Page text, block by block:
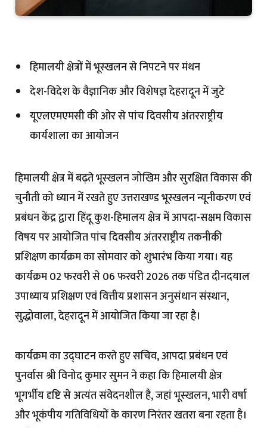
हिमालयी क्षेत्रों में भूस्खलन से निपटने पर मंथन
देश-विदेश के वैज्ञानिक और विशेषज्ञ देहरादून में जुटे
यूएलएमएमसी की ओर से पांच दिवसीय अंतरराष्ट्रीय
कार्यशाला का आयोजन
हिमालयी क्षेत्र में बढ़ते भूस्खलन जोखिम और सुरक्षित विकास की
चुनौती को ध्यान में रखते हुए उत्तराखण्ड भूस्खलन न्यूनीकरण एवं
प्रबंधन केंद्र द्वारा हिंदू कुश-हिमालय क्षेत्र में आपदा-सक्षम विकास
विषय पर आयोजित पांच दिवसीय अंतरराष्ट्रीय तकनीकी
प्रशिक्षण कार्यक्रम का सोमवार को शुभारंभ किया गया। यह
कार्यक्रम 02 फरवरी से 06 फरवरी 2026 तक पंडित दीनदयाल
उपाध्याय प्रशिक्षण एवं वित्तीय प्रशासन अनुसंधान संस्थान,
सुद्धोवाला, देहरादून में आयोजित किया जा रहा है।
कार्यक्रम का उद्घाटन करते हुए सचिव, आपदा प्रबंधन एवं
पुनर्वास श्री विनोद कुमार सुमन ने कहा कि हिमालयी क्षेत्र
भूगर्भीय दृष्टि से अत्यंत संवेदनशील है, जहां भूस्खलन, भारी वर्षा
और भूकंपीय गतिविधियों के कारण निरंतर खतरा बना रहता है।